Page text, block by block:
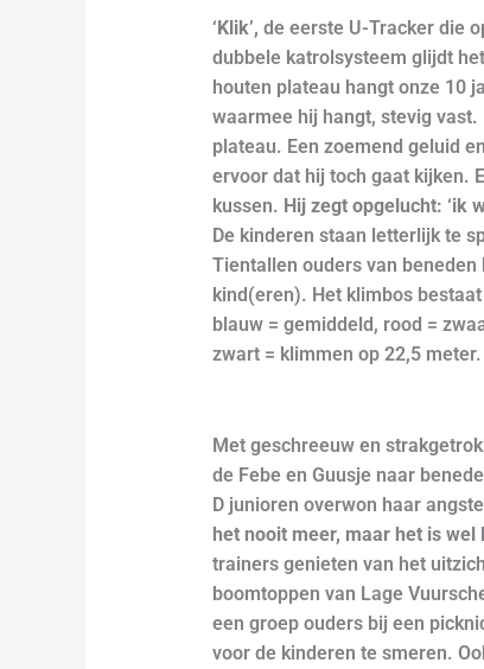
‘Klik’, de eerste U-Tracker die
dubbele katrolsysteem glijdt
houten plateau hangt onze 10
waarmee hij hangt, stevig
plateau. Een zoemend geluid
ervoor dat hij toch gaat kijken.
kussen. Hij zegt opgelucht: ‘ik
De kinderen staan letterlijk te
Tientallen ouders van
kind(eren). Het klimbos
blauw = gemiddeld, rood =
zwart = klimmen op 22,5
Met geschreeuw en
de Febe en Guusje naar
D junioren overwon haar
het nooit meer, maar het is wel
trainers genieten van het
boomtoppen van Lage
een groep ouders bij een
voor de kinderen te smeren.